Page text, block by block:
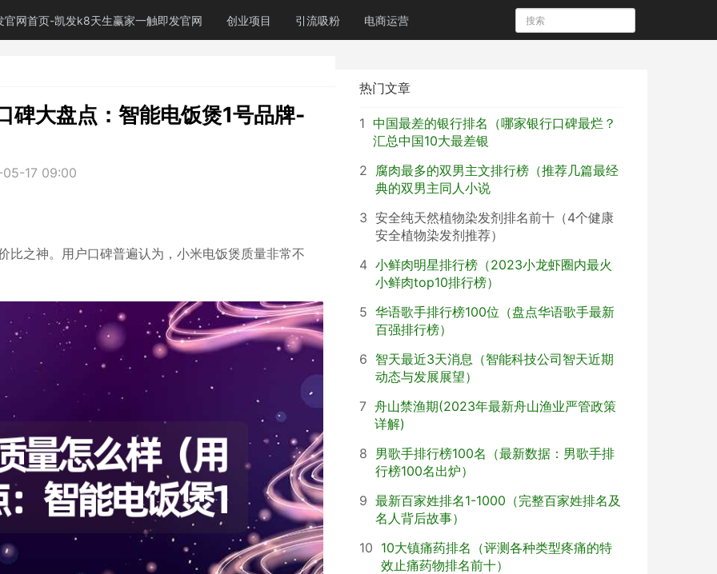
官网首页-凯发k8天生赢家一触即发官网 创业项目 引流吸粉 电商运营
碑大盘点：智能电饭煲1号品牌-
17 09:00
比之神。用户口碑普遍认为，小米电饭煲质量非常不
热门文章
1 中国最差的银行排名（哪家银行口碑最烂？
汇总中国10大最差银
2 腐肉最多的双男主文排行榜（推荐几篇最经
典的双男主同人小说
3 安全纯天然植物染发剂排名前十（4个健康
安全植物染发剂推荐）
4 小鲜肉明星排行榜（2023小龙虾圈内最火
小鲜肉top10排行榜）
5 华语歌手排行榜100位（盘点华语歌手最新
百强排行榜）
6 智天最近3天消息（智能科技公司智天近期
动态与发展展望）
7 舟山禁渔期(2023年最新舟山渔业严管政策
详解)
8 男歌手排行榜100名（最新数据：男歌手排
行榜100名出炉）
9 最新百家姓排名1-1000（完整百家姓排名及
名人背后故事）
10 10大镇痛药排名（评测各种类型疼痛的特
效止痛药物排名前十）